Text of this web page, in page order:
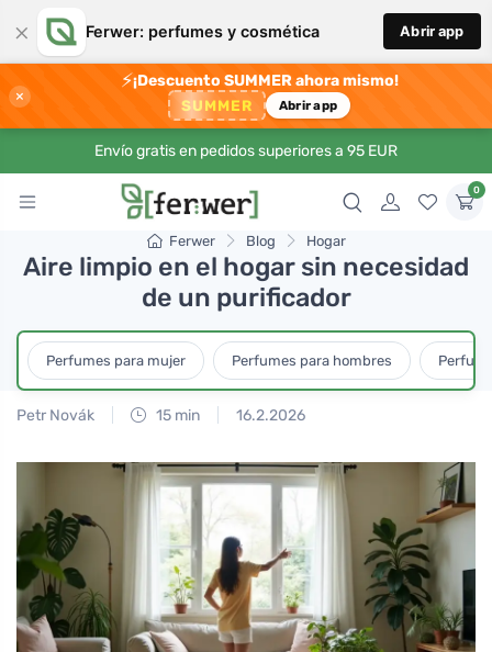
× Ferwer: perfumes y cosmética Abrir app
×
⚡¡Descuento SUMMER ahora mismo!
SUMMER Abrir app
Envío gratis en pedidos superiores a 95 EUR
0
Ferwer Blog Hogar
Aire limpio en el hogar sin necesidad
de un purificador
Perfumes para mujer Perfumes para hombres
Petr Novák 15 min 16.2.2026